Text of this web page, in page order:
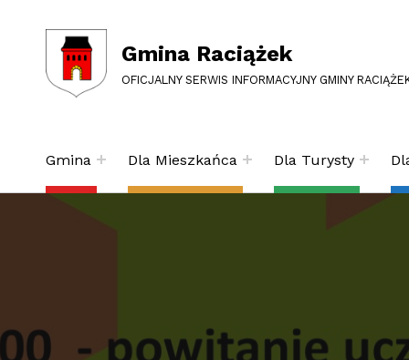
Gmina Raciążek
OFICJALNY SERWIS INFORMACYJNY GMINY
Gmina Dla Mieszkańca Dla Turysty